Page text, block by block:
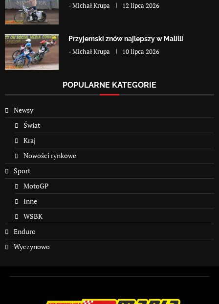
-Michał Krupa 12 lipca 2026
Przyjemski znów najlepszy w Malilli
-Michał Krupa 10 lipca 2026
POPULARNE KATEGORIE
Newsy
Świat
Kraj
Nowości rynkowe
Sport
MotoGP
Inne
WSBK
Enduro
Wyczynowo